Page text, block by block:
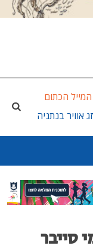
המייל הכתום
אוויר בנתניה
סייבר